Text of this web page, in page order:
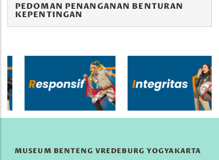
PEDOMAN PENANGANAN BENTURAN
KEPENTINGAN
MUSEUM BENTENG VREDEBURG YOGYAKARTA